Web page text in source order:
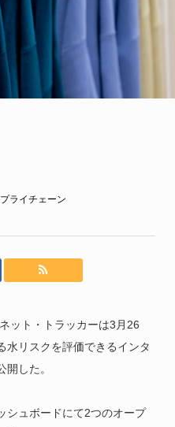
ライチェーン
ット・トラッカーは3月26
水リスクを評価できるインタ
した。
シュボードにて2つのオープ